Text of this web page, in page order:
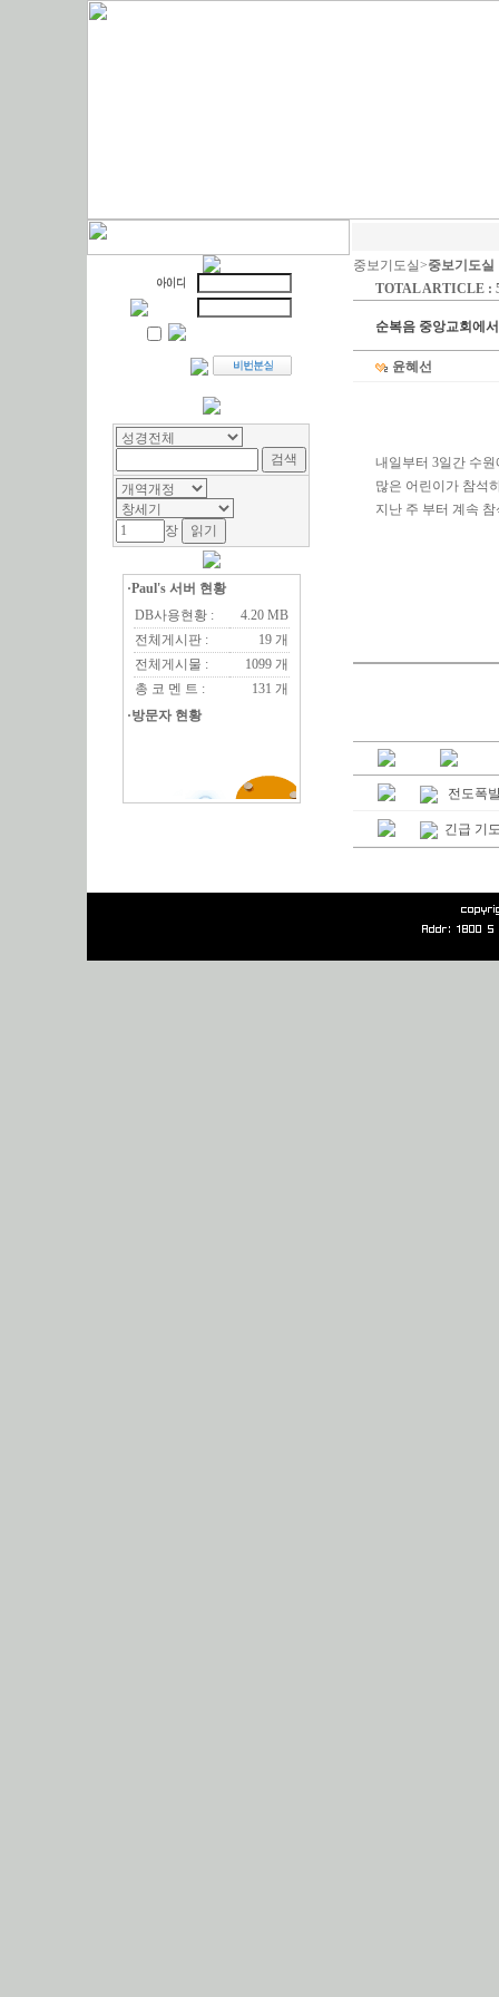
장
·Paul's 서버 현황
DB사용현황 :
4.20 MB
전체게시판 :
19 개
전체게시물 :
1099 개
총 코 멘 트 :
131 개
·방문자 현황
중보기도실>중보기도실
TOTAL ARTICLE :
순복음 중앙교회에
윤혜선
내일부터 3일간 수
많은 어린이가 참석
지난 주 부터 계속
전도폭
긴급 기